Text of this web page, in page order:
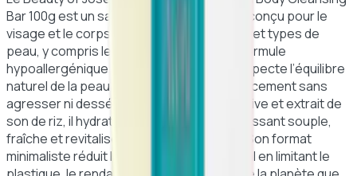
Bar 100g est un savon doux et polyvalent, conçu pour le
visage et le corps, adapté à tous les âges et types de
peau, y compris les peaux sensibles. Sa formule
hypoallergénique et légèrement acide respecte l’équilibre
naturel de la peau tout en nettoyant efficacement sans
agresser ni dessécher. Enrichi en huile d’olive et extrait de
son de riz, il hydrate et nourrit la peau, la laissant souple,
fraîche et revitalisée à chaque utilisation. Son format
minimaliste réduit l’impact environnemental en limitant le